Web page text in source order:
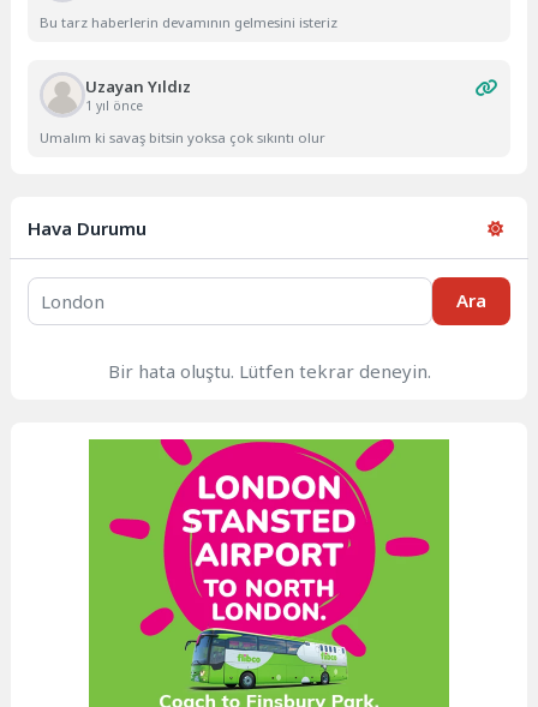
Bu tarz haberlerin devamının gelmesini isteriz
Uzayan Yıldız
1 yıl önce
Umalım ki savaş bitsin yoksa çok sıkıntı olur
Hava Durumu
Ara
Bir hata oluştu. Lütfen tekrar deneyin.